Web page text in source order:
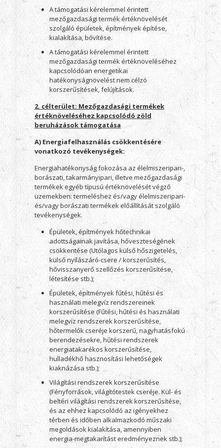
A támogatási kérelemmel érintett
mezőgazdasági termék értéknövelését
szolgáló épületek, építmények építése,
kialakítása, bővítése.
A támogatási kérelemmel érintett
mezőgazdasági termék értéknöveléséhez
kapcsolódóan energetikai
hatékonyságnövelést nem célzó
korszerűsítések, felújítások.
2. célterület: Mezőgazdasági termékek
értéknöveléséhez kapcsolódó zöld
beruházások támogatása
A) Energiafelhasználás csökkentésére
vonatkozó tevékenységek:
Energiahatékonyság fokozása az élelmiszeripari-,
borászati, takarmányipari, illetve mezőgazdasági
termékek egyéb típusú értéknövelését végző
üzemekben: termeléshez és/vagy élelmiszeripari-
és/vagy borászati termékek előállítását szolgáló
tevékenységek.
Épületek, építmények hőtechnikai
adottságainak javítása, hőveszteségének
csökkentése (Utólagos külső hőszigetelés,
külső nyílászáró-csere / korszerűsítés,
hővisszanyerő szellőzés korszerűsítése,
létesítése stb.);
Épületek, építmények fűtési, hűtési és
használati melegvíz rendszereinek
korszerűsítése (Fűtési, hűtési és használati
melegvíz rendszerek korszerűsítése,
hőtermelők cseréje korszerű, nagyhatásfokú
berendezésekre, hűtési rendszerek
energiatakarékos korszerűsítése,
hulladékhő hasznosítási lehetőségek
kiaknázása stb.);
Világítási rendszerek korszerűsítése
(Fényforrások, világítótestek cseréje. Kül- és
beltéri világítási rendszerek korszerűsítése,
és az ehhez kapcsolódó az igényekhez
térben és időben alkalmazkodó műszaki
megoldások kialakítása, amennyiben
energia-megtakarítást eredményeznek stb.);